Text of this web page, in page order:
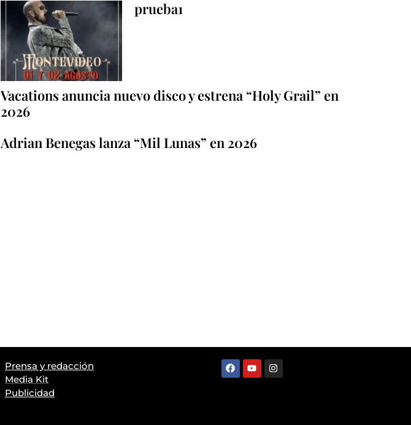
prueba1
Vacations anuncia nuevo disco y estrena “Holy Grail” en
2026
Adrian Benegas lanza “Mil Lunas” en 2026
Prensa y redacción
Media Kit
Publicidad